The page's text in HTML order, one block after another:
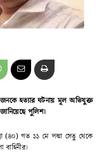
হত্যার ঘটনায় মূল অভিযুক্ত
পুলিশ।
(৪০) গত ১১ মে পদ্মা সেতু থেকে